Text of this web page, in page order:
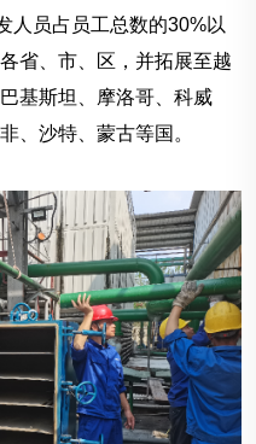
人员占员工总数的30%以
省、市、区，并拓展至越
基斯坦、摩洛哥、科威
、沙特、蒙古等国。